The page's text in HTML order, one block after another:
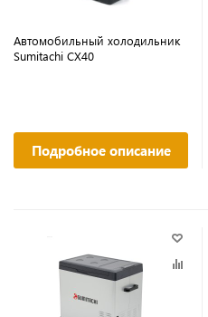
Автомобильный холодильник
Sumitachi CX40
Подробное описание